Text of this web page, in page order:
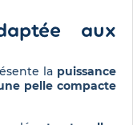
aux
la puissance
pelle compacte